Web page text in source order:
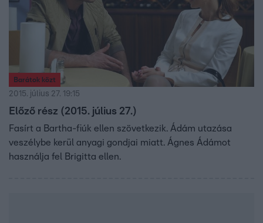
Barátok közt
2015. július 27. 19:15
Előző rész (2015. július 27.)
Fasírt a Bartha-fiúk ellen szövetkezik. Ádám utazása
veszélybe kerül anyagi gondjai miatt. Ágnes Ádámot
használja fel Brigitta ellen.